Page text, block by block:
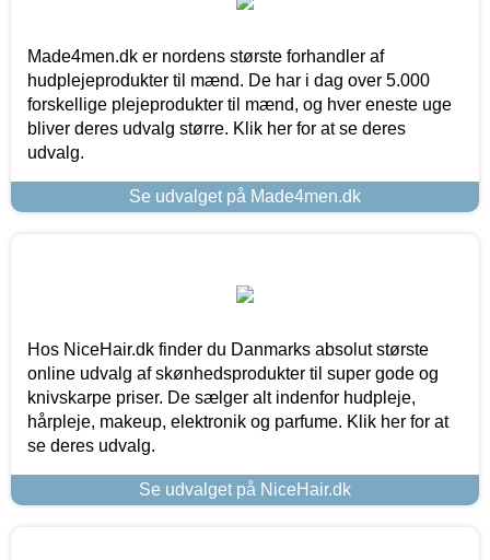
Made4men.dk er nordens største forhandler af
hudplejeprodukter til mænd. De har i dag over 5.000
forskellige plejeprodukter til mænd, og hver eneste uge
bliver deres udvalg større. Klik her for at se deres
udvalg.
Se udvalget på Made4men.dk
Hos NiceHair.dk finder du Danmarks absolut største
online udvalg af skønhedsprodukter til super gode og
knivskarpe priser. De sælger alt indenfor hudpleje,
hårpleje, makeup, elektronik og parfume. Klik her for at
se deres udvalg.
Se udvalget på NiceHair.dk